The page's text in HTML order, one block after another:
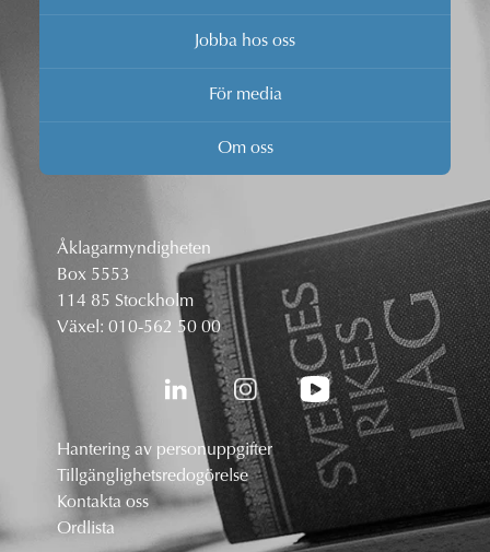
Jobba hos oss
För media
Om oss
Åklagarmyndigheten
Box 5553
114 85 Stockholm
Växel: 010-562 50 00
Hantering av personuppgifter
Tillgänglighetsredogörelse
Kontakta oss
Ordlista